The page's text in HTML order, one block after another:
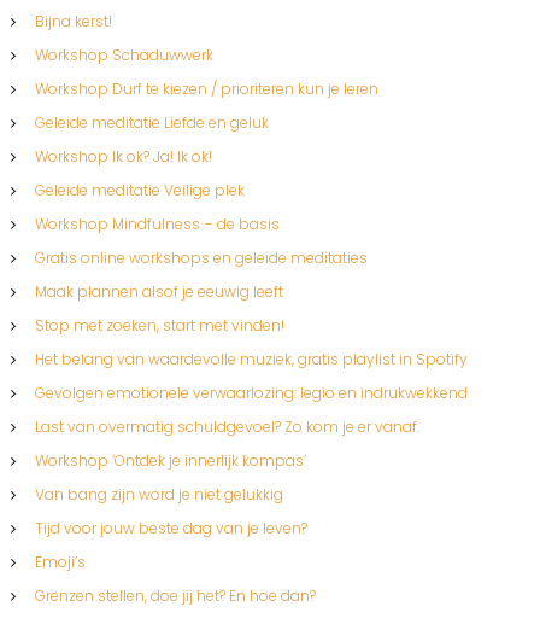
Bijna kerst!
Workshop Schaduwwerk
Workshop Durf te kiezen / prioriteren kun je leren
Geleide meditatie Liefde en geluk
Workshop Ik ok? Ja! Ik ok!
Geleide meditatie Veilige plek
Workshop Mindfulness – de basis
Gratis online workshops en geleide meditaties
Maak plannen alsof je eeuwig leeft
Stop met zoeken, start met vinden!
Het belang van waardevolle muziek, gratis playlist in Spotify
Gevolgen emotionele verwaarlozing: legio en indrukwekkend
Last van overmatig schuldgevoel? Zo kom je er vanaf.
Workshop ‘Ontdek je innerlijk kompas’
Van bang zijn word je niet gelukkig
Tijd voor jouw beste dag van je leven?
Emoji’s
Grenzen stellen, doe jij het? En hoe dan?